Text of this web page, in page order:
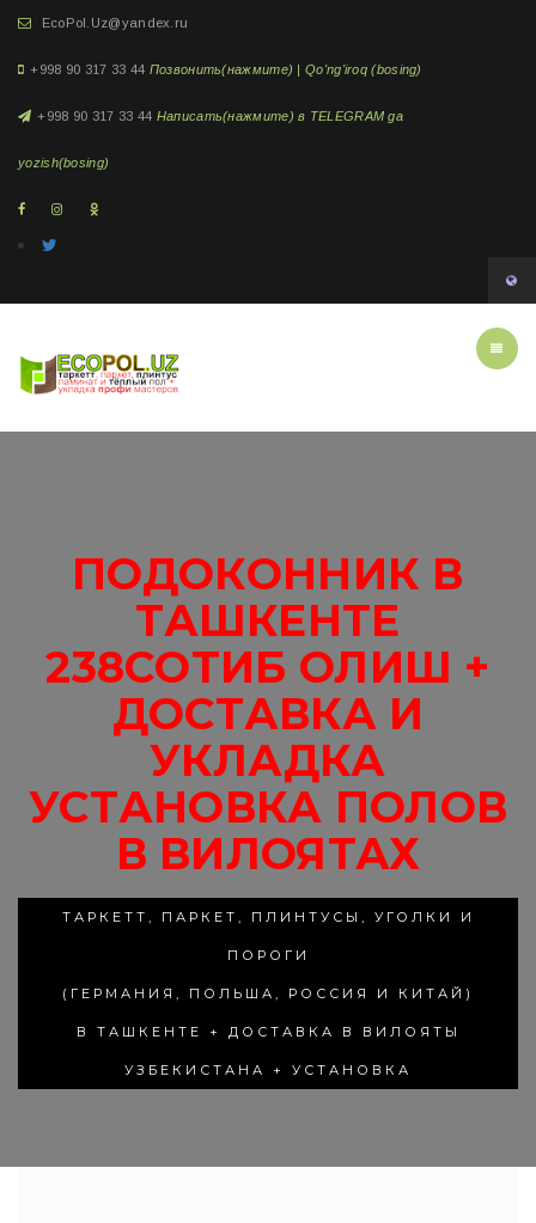
EcoPol.Uz@yandex.ru
+998 90 317 33 44 Позвонить(нажмите) | Qo'ng'iroq (bosing)
+998 90 317 33 44 Написать(нажмите) в TELEGRAM ga
yozish(bosing)
ПОДОКОННИК В
ТАШКЕНТЕ
238СОТИБ ОЛИШ +
ДОСТАВКА И
УКЛАДКА
УСТАНОВКА ПОЛОВ
В ВИЛОЯТАХ
ТАРКЕТТ, ПАРКЕТ, ПЛИНТУСЫ, УГОЛКИ И
ПОРОГИ
(ГЕРМАНИЯ, ПОЛЬША, РОССИЯ И КИТАЙ)
В ТАШКЕНТЕ + ДОСТАВКА В ВИЛОЯТЫ
УЗБЕКИСТАНА + УСТАНОВКА